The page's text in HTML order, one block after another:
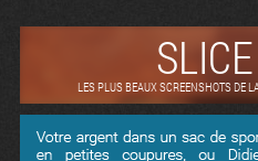
SLICE
LES PLUS BEAUX SCREENSHOTS DE